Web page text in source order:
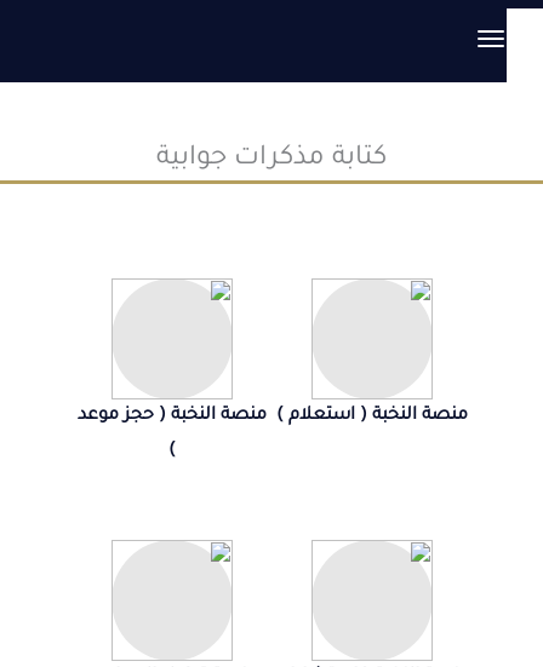
كتابة مذكرات جوابية
منصة النخبة ( استعلام ) منصة النخبة ( حجز موعد